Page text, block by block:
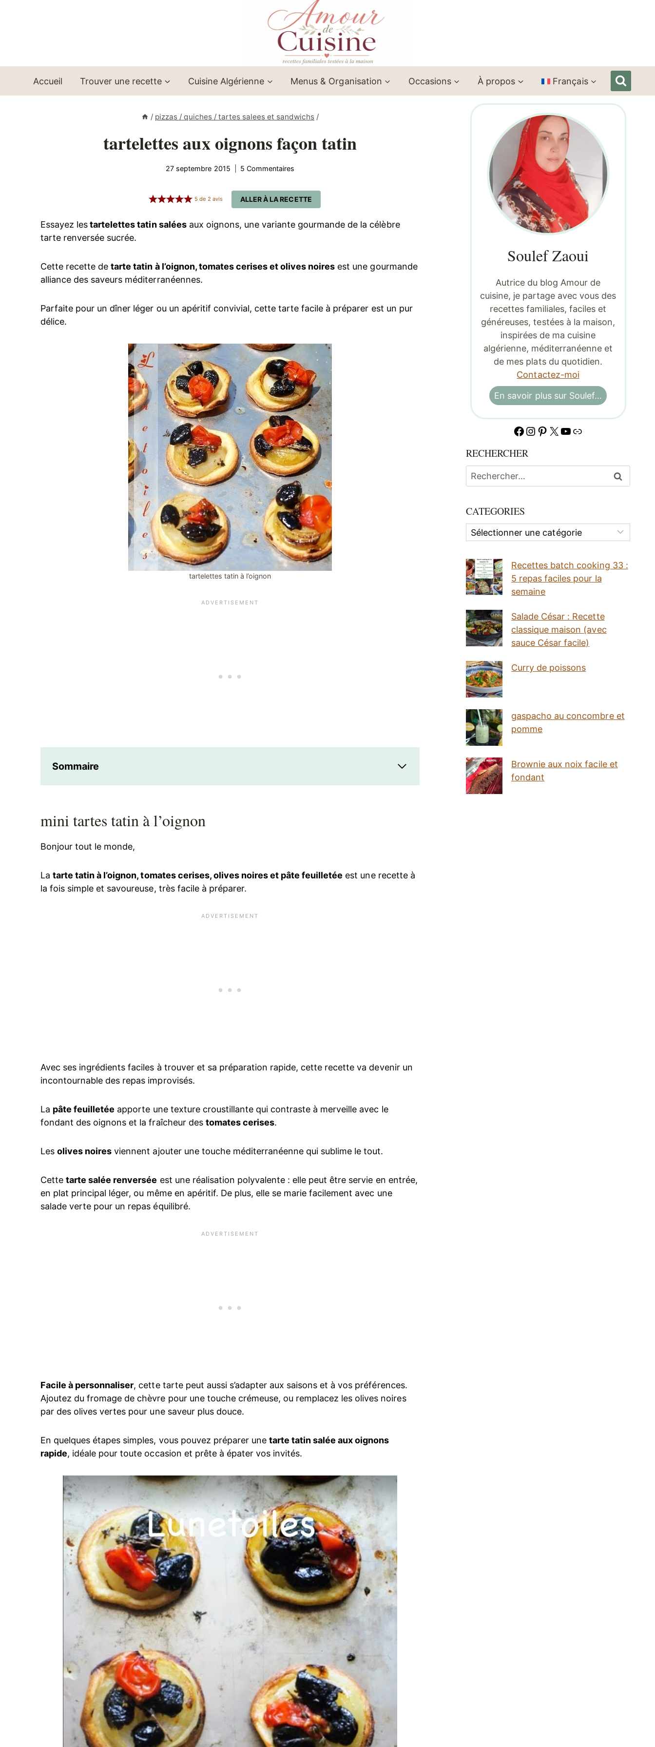
Accueil Trouver une recette Cuisine Algérienne Menus & Organisation Occasions À propos Français
/ pizzas / quiches / tartes salees et sandwichs /
tartelettes aux oignons façon tatin
27 septembre 2015 5 Commentaires
ALLER À LA RECETTE
5 de2 avis
Essayez lestartelettes tatin saléesaux oignons, une variante gourmande de la célèbre
tarte renversée sucrée.
Cette recette detarte tatin à l’oignon, tomates cerises et olives noires est une gourmande
alliance des saveurs méditerranéennes.
Parfaite pour un dîner léger ou un apéritif convivial, cette tarte facile à préparer est un pur
délice.
tartelettes tatin à l’oignon
Sommaire
mini tartes tatin à l’oignon
Bonjour tout le monde,
Latarte tatin à l’oignon, tomates cerises, olives noires et pâte feuilletée est une recette à
la fois simple et savoureuse, très facile à préparer.
Avec ses ingrédients faciles à trouver et sa préparation rapide, cette recette va devenir un
incontournable des repas improvisés.
La pâte feuilletée apporte une texture croustillante qui contraste à merveille avec le
fondant des oignons et la fraîcheur des tomates cerises.
Lesolives noires viennent ajouter une touche méditerranéenne qui sublime le tout.
Cettetarte salée renversée est une réalisation polyvalente : elle peut être servie en entrée,
en plat principal léger, ou même en apéritif. De plus, elle se marie facilement avec une
salade verte pour un repas équilibré.
Facile à personnaliser, cette tarte peut aussi s’adapter aux saisons et à vos préférences.
Ajoutez du fromage de chèvre pour une touche crémeuse, ou remplacez les olives noires
par des olives vertes pour une saveur plus douce.
En quelques étapes simples, vous pouvez préparer une tarte tatin salée aux oignons
rapide, idéale pour toute occasion et prête à épater vos invités.
Soulef Zaoui
Autrice du blog Amour de
cuisine, je partage avec vous des
recettes familiales, faciles et
généreuses, testées à la maison,
inspirées de ma cuisine
algérienne, méditerranéenne et
de mes plats du quotidien.
Contactez-moi
En savoir plus sur Soulef…
Facebook
Instagram
Pinterest
X YouTube
Lien
RECHERCHER
Rechercher :
CATEGORIES
Categories
Recettes batch cooking 33 :
5 repas faciles pour la
semaine
Salade César : Recette
classique maison (avec
sauce César facile)
Curry de poissons
gaspacho au concombre et
pomme
Brownie aux noix facile et
fondant